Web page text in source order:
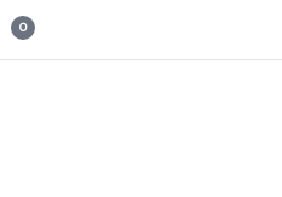
0